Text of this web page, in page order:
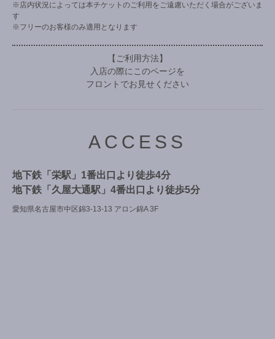
※店内状況によっては本チケットのご利用をご遠慮いただく場合がございま
す
※フリーのお客様のみ適用となります
【ご利用方法】
入店の際にこのページを
フロントでお見せください
ACCESS
地下鉄「栄駅」1番出口より徒歩4分
地下鉄「久屋大通駅」4番出口より徒歩5分
愛知県名古屋市中区錦3-13-13 アロン錦A 3F